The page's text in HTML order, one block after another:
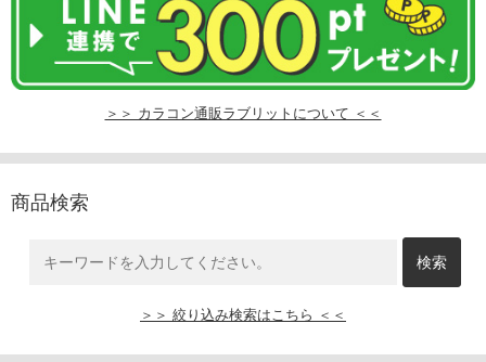
＞＞ カラコン通販ラブリットについて ＜＜
商品検索
＞＞ 絞り込み検索はこちら ＜＜